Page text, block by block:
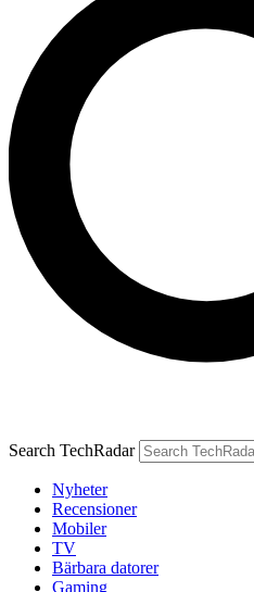
Search TechRadar
Nyheter
Recensioner
Mobiler
TV
Bärbara datorer
Gaming